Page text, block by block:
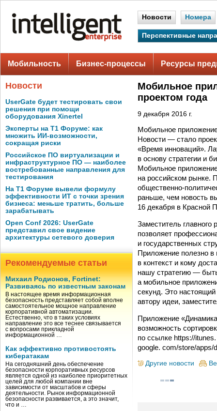
Новости Номера
Перспективные
Мобильность Бизнес-процессы Ресурсы
Новости
UserGate будет тестировать свои
решения при помощи
оборудования Xinertel
Эксперты на Т1 Форуме: как
множить ИИ-возможности,
сокращая риски
Российское ПО виртуализации и
инфраструктурное ПО — наиболее
востребованные направления для
тестирования
На Т1 Форуме вывели формулу
эффективности ИТ с точки зрения
бизнеса: меньше тратить, больше
зарабатывать
Open Conf 2026: UserGate
представил свое видение
архитектуры сетевого доверия
Рекомендуемые статьи
Михаил Родионов, Fortinet:
Развиваясь по известным законам
В настоящее время информационная
безопасность представляет собой вполне
самостоятельное мощное направление
корпоративной автоматизации.
Естественно, что в таких условиях
направление это все теснее связывается
с вопросами прикладной
информационной …
Как эффективно противостоять
кибератакам
На сегодняшний день обеспечение
безопасности корпоративных ресурсов
является одной из наиболее приоритетных
целей для любой компании вне
зависимости от масштабов и сферы
деятельности. Рынок информационной
безопасности развивается, а это значит,
что и …
Мобильное
проектом года
9 декабря 2016 г.
Мобильное
Новости — стало
«Время инноваций».
в основу стратегии и
Мобильное
на российском рынке.
общественно-
раньше, чем новость
16 декабря в Красной
Заместитель
позволяет
и государственных
Приложение полезно в
в контекст и кому
нашу стратегию —
а мобильное
секунд. Это
автору идеи,
Приложение
возможность
по ссылке https://
google. com/store/apps/
Другие новости